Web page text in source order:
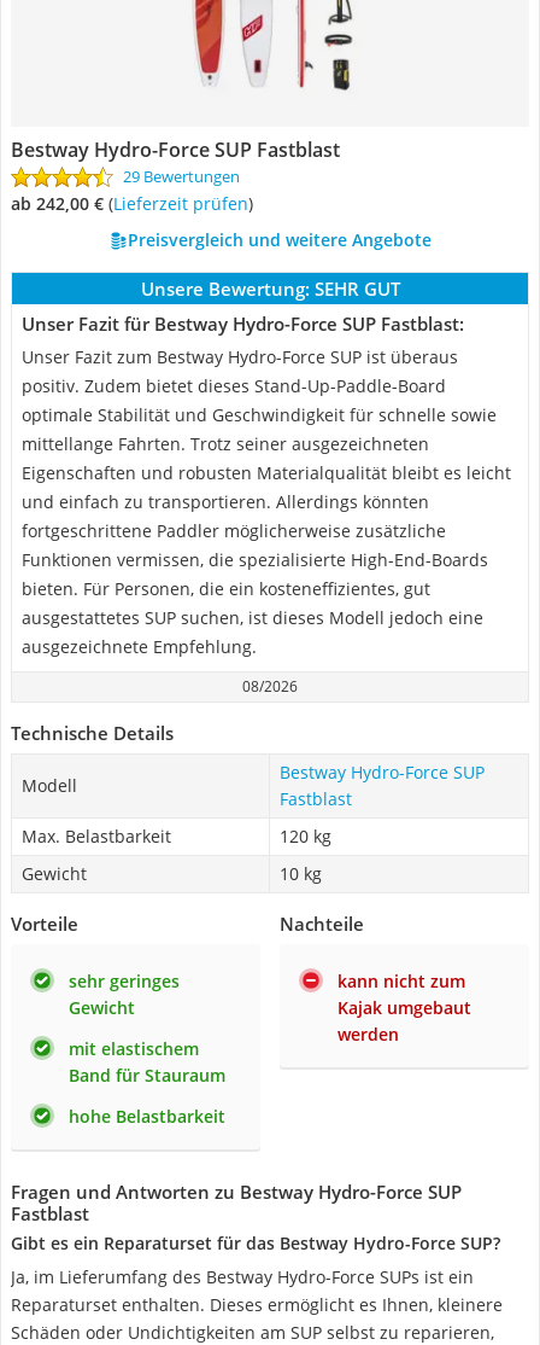
Bestway Hydro-Force SUP Fastblast
29 Bewertungen
ab 242,00 € (Lieferzeit prüfen)
Preisvergleich und weitere Angebote
Unsere Bewertung: SEHR GUT
Unser Fazit für Bestway Hydro-Force SUP Fastblast:
Unser Fazit zum Bestway Hydro-Force SUP ist überaus
positiv. Zudem bietet dieses Stand-Up-Paddle-Board
optimale Stabilität und Geschwindigkeit für schnelle sowie
mittellange Fahrten. Trotz seiner ausgezeichneten
Eigenschaften und robusten Materialqualität bleibt es leicht
und einfach zu transportieren. Allerdings könnten
fortgeschrittene Paddler möglicherweise zusätzliche
Funktionen vermissen, die spezialisierte High-End-Boards
bieten. Für Personen, die ein kosteneffizientes, gut
ausgestattetes SUP suchen, ist dieses Modell jedoch eine
ausgezeichnete Empfehlung.
08/2026
Technische Details
Modell
Bestway Hydro-Force SUP
Fastblast
Max. Belastbarkeit
120 kg
Gewicht
10 kg
Vorteile
sehr geringes
Gewicht
mit elastischem
Band für Stauraum
hohe Belastbarkeit
Nachteile
kann nicht zum
Kajak umgebaut
werden
Fragen und Antworten zu Bestway Hydro-Force SUP
Fastblast
Gibt es ein Reparaturset für das Bestway Hydro-Force SUP?
Ja, im Lieferumfang des Bestway Hydro-Force SUPs ist ein
Reparaturset enthalten. Dieses ermöglicht es Ihnen, kleinere
Schäden oder Undichtigkeiten am SUP selbst zu reparieren,